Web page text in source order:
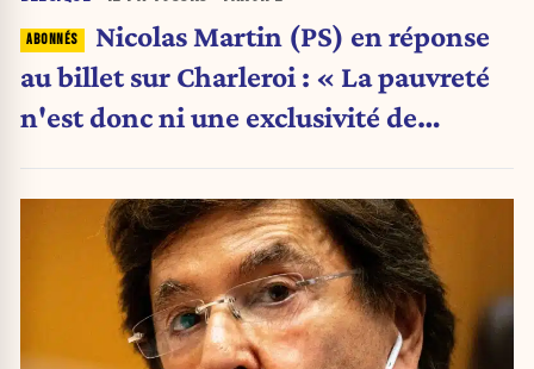
Nicolas Martin (PS) en réponse
au billet sur Charleroi : « La pauvreté
n'est donc ni une exclusivité de